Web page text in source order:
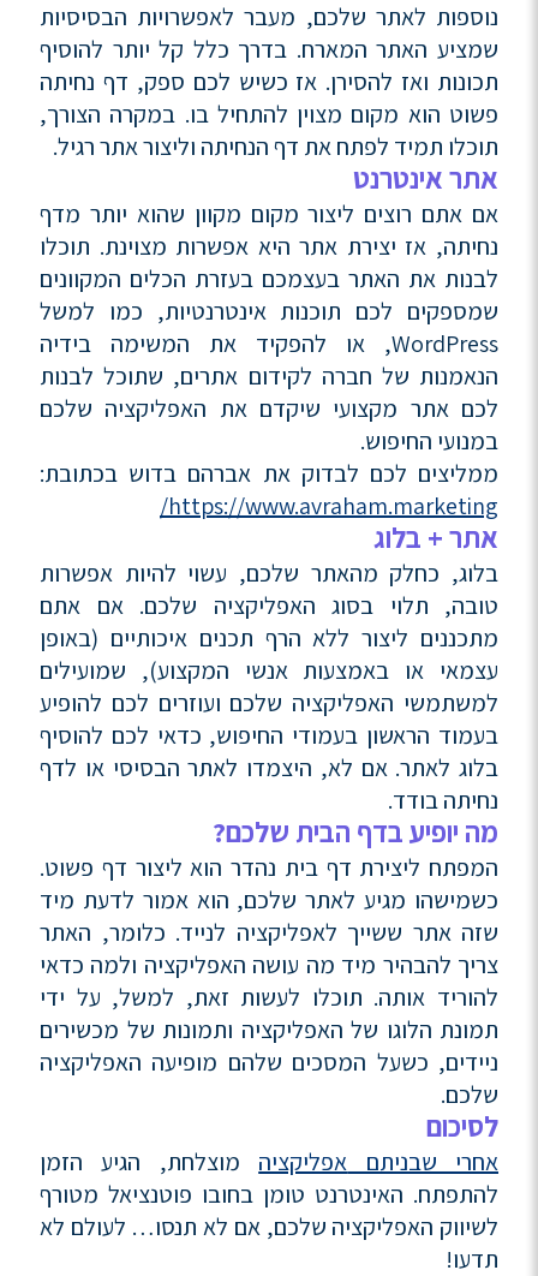
נוספות לאתר שלכם, מעבר לאפשרויות הבסיסיות
שמציע האתר המארח. בדרך כלל קל יותר להוסיף
תכונות ואז להסירן. אז כשיש לכם ספק, דף נחיתה
פשוט הוא מקום מצוין להתחיל בו. במקרה הצורך,
תוכלו תמיד לפתח את דף הנחיתה וליצור אתר רגיל.
אתר אינטרנט
אם אתם רוצים ליצור מקום מקוון שהוא יותר מדף
נחיתה, אז יצירת אתר היא אפשרות מצוינת. תוכלו
לבנות את האתר בעצמכם בעזרת הכלים המקוונים
שמספקים לכם תוכנות אינטרנטיות, כמו למשל
WordPress, או להפקיד את המשימה בידיה
הנאמנות של חברה לקידום אתרים, שתוכל לבנות
לכם אתר מקצועי שיקדם את האפליקציה שלכם
במנועי החיפוש.
ממליצים לכם לבדוק את אברהם בדוש בכתובת:
https://www.avraham.marketing/
אתר + בלוג
בלוג, כחלק מהאתר שלכם, עשוי להיות אפשרות
טובה, תלוי בסוג האפליקציה שלכם. אם אתם
מתכננים ליצור ללא הרף תכנים איכותיים (באופן
עצמאי או באמצעות אנשי המקצוע), שמועילים
למשתמשי האפליקציה שלכם ועוזרים לכם להופיע
בעמוד הראשון בעמודי החיפוש, כדאי לכם להוסיף
בלוג לאתר. אם לא, היצמדו לאתר הבסיסי או לדף
נחיתה בודד.
מה יופיע בדף הבית שלכם?
המפתח ליצירת דף בית נהדר הוא ליצור דף פשוט.
כשמישהו מגיע לאתר שלכם, הוא אמור לדעת מיד
שזה אתר ששייך לאפליקציה לנייד. כלומר, האתר
צריך להבהיר מיד מה עושה האפליקציה ולמה כדאי
להוריד אותה. תוכלו לעשות זאת, למשל, על ידי
תמונת הלוגו של האפליקציה ותמונות של מכשירים
ניידים, כשעל המסכים שלהם מופיעה האפליקציה
שלכם.
לסיכום
אחרי שבניתם אפליקציה מוצלחת, הגיע הזמן
להתפתח. האינטרנט טומן בחובו פוטנציאל מטורף
לשיווק האפליקציה שלכם, אם לא תנסו… לעולם לא
תדעו!